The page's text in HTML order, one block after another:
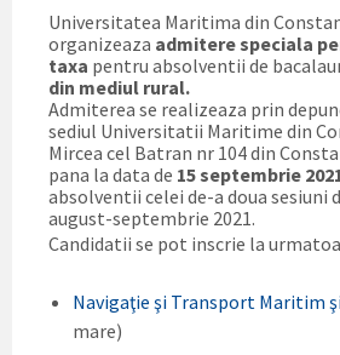
Universitatea Maritima din
organizeaza admitere speciala
taxa pentru absolventii de
din mediul rural.
Admiterea se realizeaza prin
sediul Universitatii Maritime din
Mircea cel Batran nr 104 din
pana la data de 15 septembrie
absolventii celei de-a doua sesiuni
august-septembrie 2021.
Candidatii se pot inscrie la
Navigaţie şi Transport Maritim
mare)